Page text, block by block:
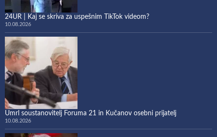
24UR | Kaj se skriva za uspešnim TikTok videom?
10.08.2026
Umrl soustanovitelj Foruma 21 in Kučanov osebni prijatelj
10.08.2026